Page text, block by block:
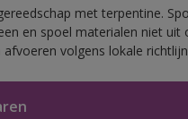
met terpentine.
en spoel materialen niet uit
afvoeren volgens lokale